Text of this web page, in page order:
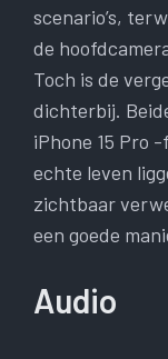
scenario’s,
de
Toch is de
dichterbij.
iPhone 15 Pro
echte leven
zichtbaar
een goede
Audio